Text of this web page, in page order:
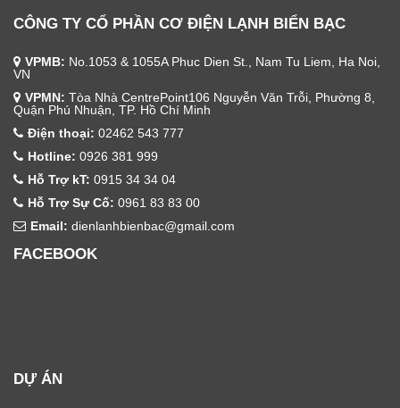
CÔNG TY CỔ PHẦN CƠ ĐIỆN LẠNH BIỂN BẠC
VPMB: No.1053 & 1055A Phuc Dien St., Nam Tu Liem, Ha Noi,
VN
VPMN: Tòa Nhà CentrePoint106 Nguyễn Văn Trỗi, Phường 8,
Quận Phú Nhuận, TP. Hồ Chí Minh
Điện thoại: 02462 543 777
Hotline: 0926 381 999
Hỗ Trợ kT: 0915 34 34 04
Hỗ Trợ Sự Cố: 0961 83 83 00
Email: dienlanhbienbac@gmail.com
FACEBOOK
DỰ ÁN